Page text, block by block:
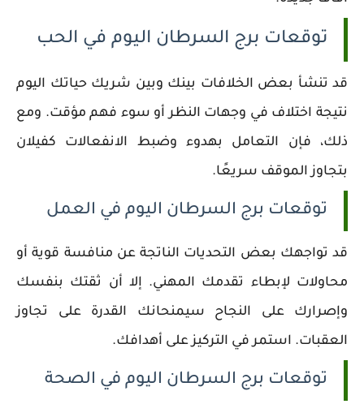
توقعات برج السرطان اليوم في الحب
قد تنشأ بعض الخلافات بينك وبين شريك حياتك اليوم
نتيجة اختلاف في وجهات النظر أو سوء فهم مؤقت. ومع
ذلك، فإن التعامل بهدوء وضبط الانفعالات كفيلان
بتجاوز الموقف سريعًا.
توقعات برج السرطان اليوم في العمل
قد تواجهك بعض التحديات الناتجة عن منافسة قوية أو
محاولات لإبطاء تقدمك المهني. إلا أن ثقتك بنفسك
وإصرارك على النجاح سيمنحانك القدرة على تجاوز
العقبات. استمر في التركيز على أهدافك.
توقعات برج السرطان اليوم في الصحة